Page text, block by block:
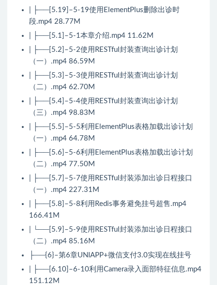
| ├──[5.19]–5-19使用ElementPlus删除出诊时
段.mp4 28.77M
| ├──[5.1]–5-1本章介绍.mp4 11.62M
| ├──[5.2]–5-2使用RESTful封装查询出诊计划
（一）.mp4 86.59M
| ├──[5.3]–5-3使用RESTful封装查询出诊计划
（二）.mp4 62.70M
| ├──[5.4]–5-4使用RESTful封装查询出诊计划
（三）.mp4 98.83M
| ├──[5.5]–5-5利用ElementPlus表格加载出诊计划
（一）.mp4 64.78M
| ├──[5.6]–5-6利用ElementPlus表格加载出诊计划
（二）.mp4 77.50M
| ├──[5.7]–5-7使用RESTful封装添加出诊日程接口
（一）.mp4 227.31M
| ├──[5.8]–5-8利用Redis事务避免挂号超售.mp4
166.41M
| └──[5.9]–5-9使用RESTful封装添加出诊日程接口
（二）.mp4 85.16M
├──{6}–第6章UNIAPP+微信支付3.0实现在线挂号
| ├──[6.10]–6-10利用Camera录入面部特征信息.mp4
151.12M